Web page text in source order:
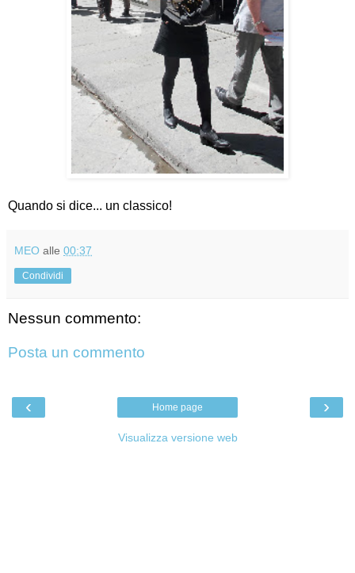
Quando si dice... un classico!
MEO alle 00:37
Condividi
Nessun commento:
Posta un commento
‹ ›
Home page
Visualizza versione web